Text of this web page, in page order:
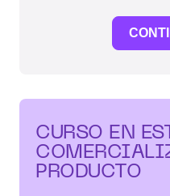
CURSO EN
PRODUCTO